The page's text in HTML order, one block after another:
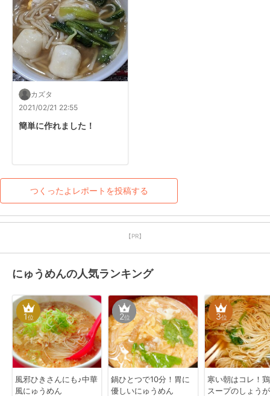
カズタ
2021/02/21 22:55
簡単に作れました！
つくったよレポートを投稿する
【PR】
にゅうめんの人気ランキング
1位
風邪ひきさんにも♪中華
風にゅうめん
2位
鍋ひとつで10分！胃に
優しいにゅうめん
3位
寒い朝はコレ！
スープのしょう